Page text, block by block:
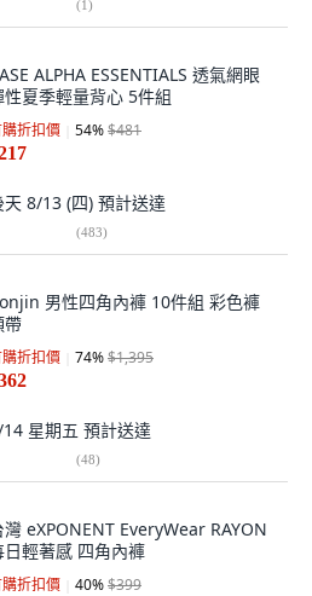
(1 )
ALPHA ESSENTIALS 透氣網眼
性夏季輕量背心 5件組
折扣價 54%$481
天 8/13 (四) 預計送達
(483)
男性四角內褲 10件組 彩色褲
帶
折扣價 74%$1,395
星期五 預計送達
(48)
灣 eXPONENT EveryWear RAYON
日輕著感 四角內褲
折扣價 40%$399